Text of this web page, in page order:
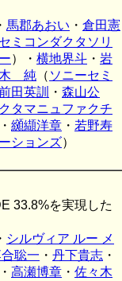
・ 馬郡あおい ・ 倉田憲
ミコンダクタソリ
）・ 横地界斗 ・ 岩
純 （ ソニーセミ
田英訓 ・ 森山公
タマニュファクチ
・ 纐纈洋章 ・ 若野寿
ションズ）
33.8%を実現した
・ シルヴィア ルー メ
聡一 ・ 丹下貴志 ・
・ 高瀬博章 ・ 佐々木